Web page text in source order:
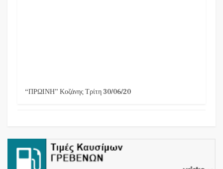
“ΠΡΩΙΝΗ” Κοζάνης Τρίτη 30/06/20